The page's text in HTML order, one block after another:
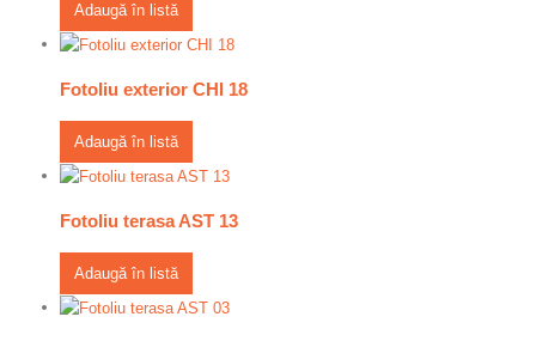
Adaugă în listă
Fotoliu exterior CHI 18
Adaugă în listă
Fotoliu terasa AST 13
Adaugă în listă